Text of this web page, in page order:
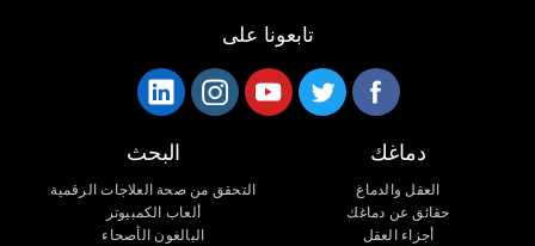
تابعونا على
دماغك
العقل والدماغ
حقائق عن دماغك
أجزاء العقل
البحث
التحقق من صحة العلاجات الرقمية
ألعاب الكمبيوتر
البالغون الأصحاء